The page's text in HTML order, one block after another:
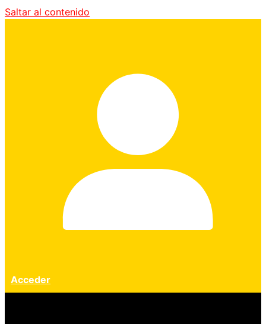
Saltar al contenido
Acceder